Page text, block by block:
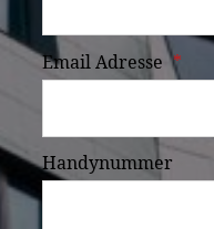
Email Adresse *
Handynummer